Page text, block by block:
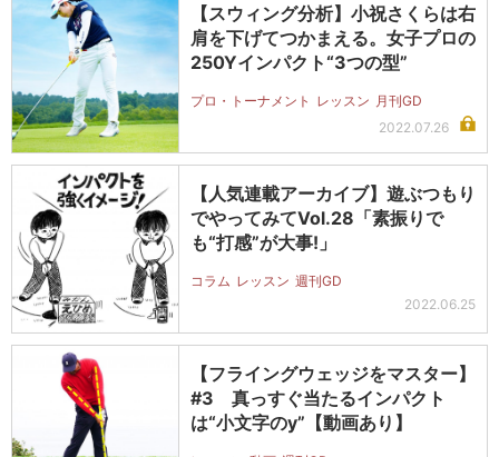
【スウィング分析】小祝さくらは右
肩を下げてつかまえる。女子プロの
250Yインパクト“3つの型”
プロ・トーナメント レッスン 月刊GD
2022.07.26
【人気連載アーカイブ】遊ぶつもり
でやってみてVol.28「素振りで
も“打感”が大事!」
コラム レッスン 週刊GD
2022.06.25
【フライングウェッジをマスター】
#3 真っすぐ当たるインパクト
は“小文字のy”【動画あり】